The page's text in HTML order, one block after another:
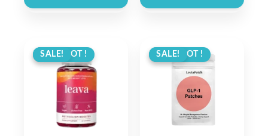
ANGEBOT !
SALE! ANGEBOT !
SALE!